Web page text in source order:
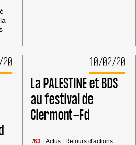
–
À
COURPIÈRE
(63)
10/02/20
La PALESTINE et BDS
au festival de
Clermont-Fd
/63 Actus Retours d'actions